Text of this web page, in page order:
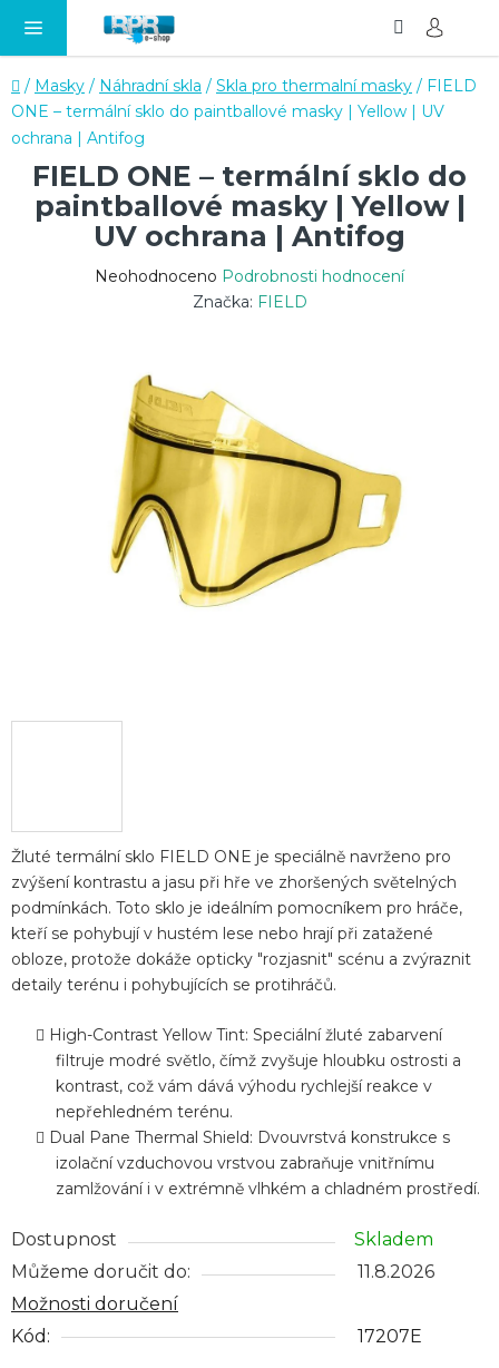
Domů
/ Masky / Náhradní skla / Skla pro thermalní masky / FIELD
ONE – termální sklo do paintballové masky | Yellow | UV
ochrana | Antifog
Žluté termální sklo FIELD ONE je speciálně navrženo pro
zvýšení kontrastu a jasu při hře ve zhoršených světelných
podmínkách. Toto sklo je ideálním pomocníkem pro hráče,
kteří se pohybují v hustém lese nebo hrají při zatažené
obloze, protože dokáže opticky "rozjasnit" scénu a zvýraznit
detaily terénu i pohybujících se protihráčů.
High-Contrast Yellow Tint: Speciální žluté zabarvení
filtruje modré světlo, čímž zvyšuje hloubku ostrosti a
kontrast, což vám dává výhodu rychlejší reakce v
nepřehledném terénu.
Dual Pane Thermal Shield: Dvouvrstvá konstrukce s
izolační vzduchovou vrstvou zabraňuje vnitřnímu
zamlžování i v extrémně vlhkém a chladném prostředí.
Dostupnost
Skladem
Můžeme doručit do:
11.8.2026
Možnosti doručení
Kód:
17207E
FIELD ONE – termální sklo do
paintballové masky | Yellow |
UV ochrana | Antifog
Průměrné
hvězdiček.
Neohodnoceno Podrobnosti hodnocení
Značka: FIELD